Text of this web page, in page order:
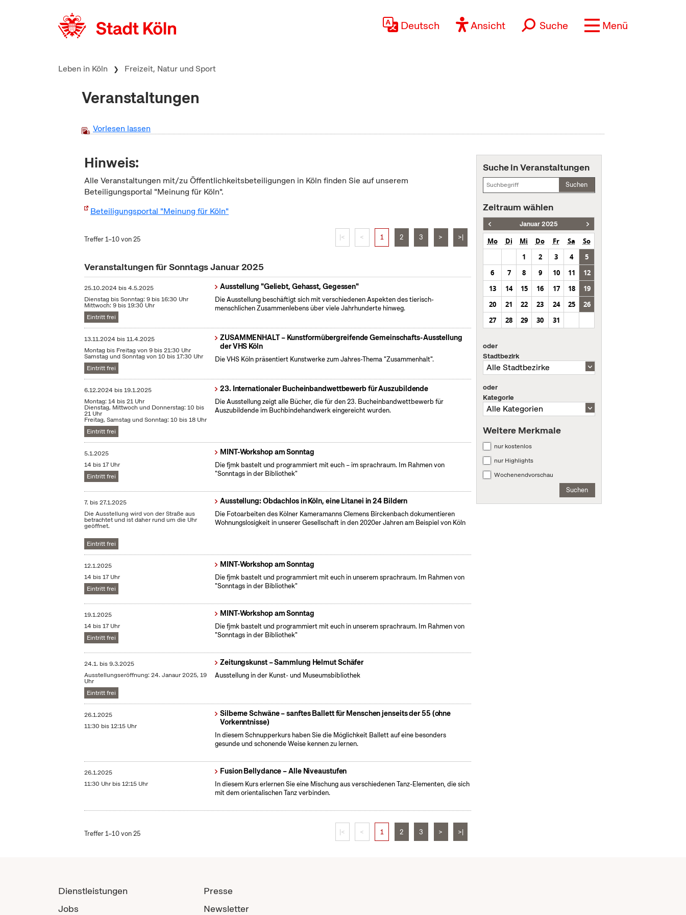
Deutsch Ansicht Suche Menü
Leben in Köln Freizeit, Natur und Sport
Veranstaltungen
Vorlesen lassen
Hinweis:
Alle Veranstaltungen mit/zu Öffentlichkeitsbeteiligungen in Köln finden Sie auf unserem
Beteiligungsportal "Meinung für Köln".
Beteiligungsportal "Meinung für Köln"
Treffer 1–10 von 25 |< < 1 2 3 > >|
Veranstaltungen für Sonntags Januar 2025
25.10.2024 bis4.5.2025
Dienstag bis Sonntag: 9 bis 16:30 Uhr
Mittwoch: 9 bis 19:30 Uhr
Eintritt frei
Ausstellung "Geliebt, Gehasst, Gegessen"
Die Ausstellung beschäftigt sich mit verschiedenen Aspekten des tierisch-
menschlichen Zusammenlebens über viele Jahrhunderte hinweg.
13.11.2024 bis11.4.2025
Montag bis Freitag von 9 bis 21:30 Uhr
Samstag und Sonntag von 10 bis 17:30 Uhr
Eintritt frei
ZUSAMMENHALT – Kunstformübergreifende Gemeinschafts-Ausstellung
der VHS Köln
Die VHS Köln präsentiert Kunstwerke zum Jahres-Thema "Zusammenhalt".
6.12.2024 bis19.1.2025
Montag: 14 bis 21 Uhr
Dienstag, Mittwoch und Donnerstag: 10 bis
21 Uhr
Freitag, Samstag und Sonntag: 10 bis 18 Uhr
Eintritt frei
23. Internationaler Bucheinbandwettbewerb für Auszubildende
Die Ausstellung zeigt alle Bücher, die für den 23. Bucheinbandwettbewerb für
Auszubildende im Buchbindehandwerk eingereicht wurden.
5.1.2025
14 bis 17 Uhr
Eintritt frei
MINT-Workshop am Sonntag
Die fjmk bastelt und programmiert mit euch – im sprachraum. Im Rahmen von
"Sonntags in der Bibliothek"
7. bis27.1.2025
Die Ausstellung wird von der Straße aus
betrachtet und ist daher rund um die Uhr
geöffnet.
Eintritt frei
Ausstellung: Obdachlos in Köln, eine Litanei in 24 Bildern
Die Fotoarbeiten des Kölner Kameramanns Clemens Birckenbach dokumentieren
Wohnungslosigkeit in unserer Gesellschaft in den 2020er Jahren am Beispiel von Köln
12.1.2025
14 bis 17 Uhr
Eintritt frei
MINT-Workshop am Sonntag
Die fjmk bastelt und programmiert mit euch in unserem sprachraum. Im Rahmen von
"Sonntags in der Bibliothek"
19.1.2025
14 bis 17 Uhr
Eintritt frei
MINT-Workshop am Sonntag
Die fjmk bastelt und programmiert mit euch in unserem sprachraum. Im Rahmen von
"Sonntags in der Bibliothek"
24.1. bis9.3.2025
Ausstellungseröffnung: 24. Janaur 2025, 19
Uhr
Eintritt frei
Zeitungskunst – Sammlung Helmut Schäfer
Ausstellung in der Kunst- und Museumsbibliothek
26.1.2025
11:30 bis 12:15 Uhr
Silberne Schwäne – sanftes Ballett für Menschen jenseits der 55 (ohne
Vorkenntnisse)
In diesem Schnupperkurs haben Sie die Möglichkeit Ballett auf eine besonders
gesunde und schonende Weise kennen zu lernen.
26.1.2025
11:30 Uhr bis 12:15 Uhr
Fusion Bellydance – Alle Niveaustufen
In diesem Kurs erlernen Sie eine Mischung aus verschiedenen Tanz-Elementen, die sich
mit dem orientalischen Tanz verbinden.
Treffer 1–10 von 25 |< < 1 2 3 > >|
Suche in Veranstaltungen
Suchen
Zeitraum wählen
Januar 2025
Mo Di Mi Do Fr Sa
So
1
2 3 4
5
6
7 8 9 10 11
12
13
14 15 16 17 18
19
20
21 22 23 24 25
26
27
28 29 30 31
oder
Stadtbezirk
oder
Kategorie
Weitere Merkmale
nur kostenlos
nur Highlights
Wochenendvorschau
Suchen
Dienstleistungen
Jobs
Presse
Newsletter